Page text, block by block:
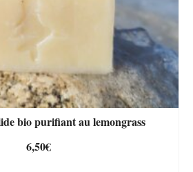
bio purifiant au lemongrass
6,50€